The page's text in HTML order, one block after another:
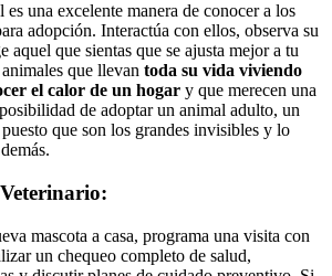
una excelente manera de conocer a los
adopción. Interactúa con ellos, observa su
aquel que sientas que se ajusta mejor a tu
que llevan toda su vida viviendo
el calor de un hogar y que merecen una
de adoptar un animal adulto, un
que son los grandes invisibles y lo
mascota a casa, programa una visita con
un chequeo completo de salud,